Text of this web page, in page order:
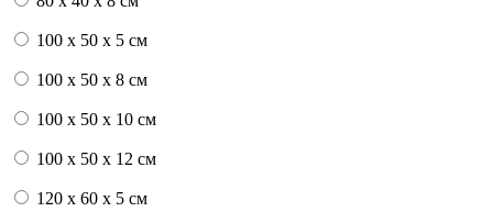
100 x 50 x 5 см
100 х 50 х 8 см
100 x 50 x 10 см
100 x 50 x 12 см
120 x 60 x 5 см